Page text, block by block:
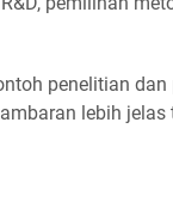
penelitian
lebih jelas